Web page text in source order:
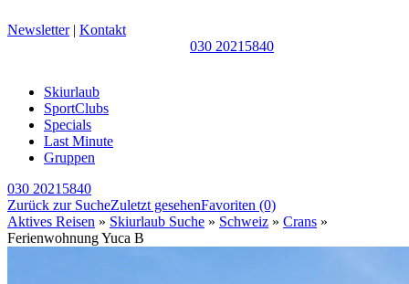
Newsletter| Kontakt
030 20215840
Skiurlaub
SportClubs
Specials
Last Minute
Gruppen
030 20215840
Zurück zur SucheZuletzt gesehenFavoriten (0)
Aktives Reisen » Skiurlaub Suche » Schweiz » Crans »
Ferienwohnung Yuca B